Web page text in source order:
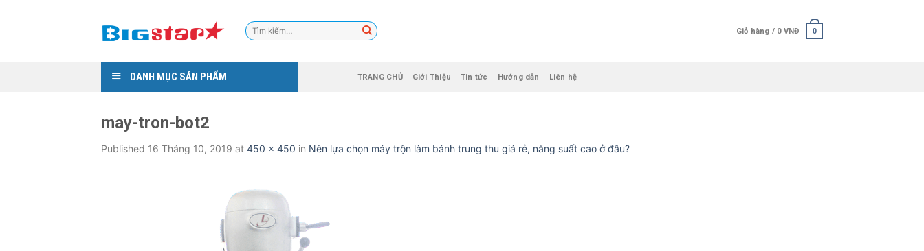
Tìm
kiếm:
Giỏ hàng / 0 VNĐ 0
DANH MỤC SẢN PHẨM TRANG CHỦ Giới Thiệu Tin tức Hướng dẫn Liên hệ
may-tron-bot2
Published 16 Tháng 10, 2019 at 450 × 450 in Nên lựa chọn máy trộn làm bánh trung thu giá rẻ, năng suất cao ở đâu?